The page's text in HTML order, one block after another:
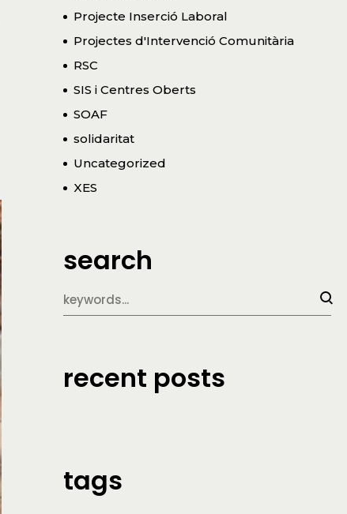
Projecte Inserció Laboral
Projectes d'Intervenció Comunitària
RSC
SIS i Centres Oberts
SOAF
solidaritat
Uncategorized
XES
search
recent posts
tags